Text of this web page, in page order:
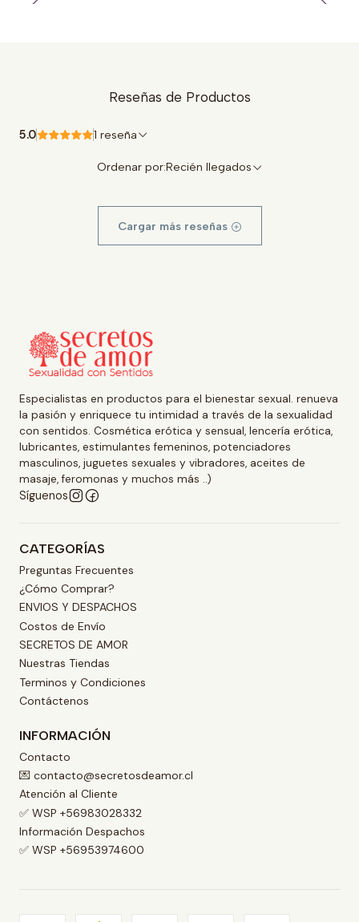
Reseñas de Productos
5.0 1 reseña
Ordenar por:Recién llegados
Cargar más reseñas
Especialistas en productos para el bienestar sexual. renueva
la pasión y enriquece tu intimidad a través de la sexualidad
con sentidos. Cosmética erótica y sensual, lencería erótica,
lubricantes, estimulantes femeninos, potenciadores
masculinos, juguetes sexuales y vibradores, aceites de
masaje, feromonas y muchos más ..)
Síguenos
CATEGORÍAS
Preguntas Frecuentes
¿Cómo Comprar?
ENVIOS Y DESPACHOS
Costos de Envío
SECRETOS DE AMOR
Nuestras Tiendas
Terminos y Condiciones
Contáctenos
INFORMACIÓN
Contacto
💌 contacto@secretosdeamor.cl
Atención al Cliente
✅ WSP +56983028332
Información Despachos
✅ WSP +56953974600